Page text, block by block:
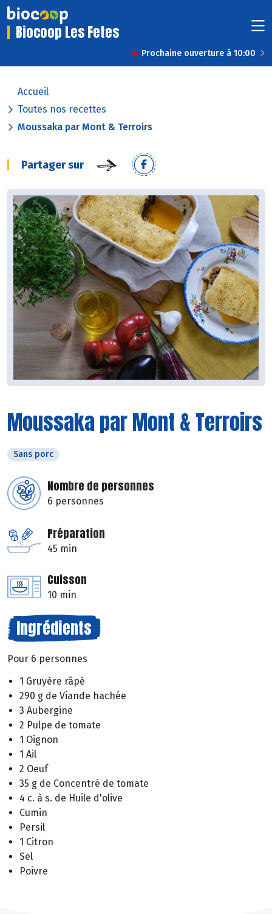
Biocoop Les Fetes
Prochaine ouverture à 10:00
Accueil
Toutes nos recettes
Moussaka par Mont & Terroirs
Partager sur
Moussaka par Mont & Terroirs
Sans porc
Nombre de personnes
6 personnes
Préparation
45 min
Cuisson
10 min
Ingrédients
Pour 6 personnes
1 Gruyère râpé
290 g de Viande hachée
3 Aubergine
2 Pulpe de tomate
1 Oignon
1 Ail
2 Oeuf
35 g de Concentré de tomate
4 c. à s. de Huile d'olive
Cumin
Persil
1 Citron
Sel
Poivre